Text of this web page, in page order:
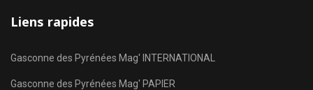
Liens rapides
Gasconne des Pyrénées Mag' INTERNATIONAL
Gasconne des Pyrénées Mag' PAPIER